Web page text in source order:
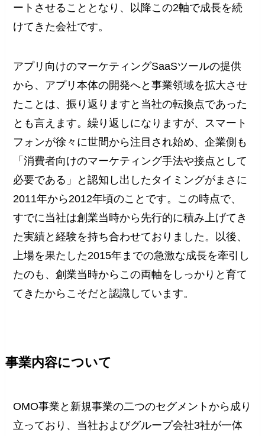
ートさせることとなり、以降この2軸で成長を続
けてきた会社です。
アプリ向けのマーケティングSaaSツールの提供
から、アプリ本体の開発へと事業領域を拡大させ
たことは、振り返りますと当社の転換点であった
とも言えます。繰り返しになりますが、スマート
フォンが徐々に世間から注目され始め、企業側も
「消費者向けのマーケティング手法や接点として
必要である」と認知し出したタイミングがまさに
2011年から2012年頃のことです。この時点で、
すでに当社は創業当時から先行的に積み上げてき
た実績と経験を持ち合わせておりました。以後、
上場を果たした2015年までの急激な成長を牽引し
たのも、創業当時からこの両軸をしっかりと育て
てきたからこそだと認識しています。
事業内容について
OMO事業と新規事業の二つのセグメントから成り
立っており、当社およびグループ会社3社が一体